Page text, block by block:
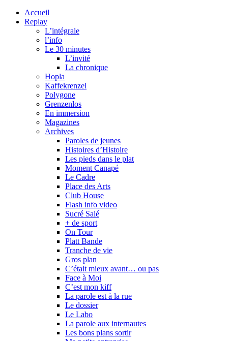
Accueil
Replay
L’intégrale
l’info
Le 30 minutes
L’invité
La chronique
Hopla
Kaffekrenzel
Polygone
Grenzenlos
En immersion
Magazines
Archives
Paroles de jeunes
Histoires d’Histoire
Les pieds dans le plat
Moment Canapé
Le Cadre
Place des Arts
Club House
Flash info video
Sucré Salé
+ de sport
On Tour
Platt Bande
Tranche de vie
Gros plan
C’était mieux avant… ou pas
Face à Moi
C’est mon kiff
La parole est à la rue
Le dossier
Le Labo
La parole aux internautes
Les bons plans sortir